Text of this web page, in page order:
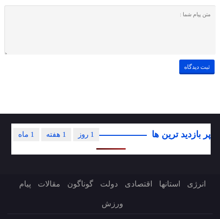
پر بازدید ترین ها 1 ماه 1 هفته 1 روز
انرژی استانها اقتصادی دولت گوناگون مقالات پیام
ورزش